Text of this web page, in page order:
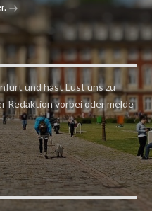
und hast Lust uns zu
Redaktion vorbei oder melde